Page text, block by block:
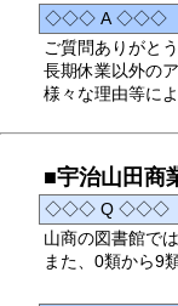
◇◇◇ A ◇◇◇
ご質問ありがと
長期休業以外の
様々な理由等に
■宇治山田商
◇◇◇ Q ◇◇◇
山商の図書館で
また、0類から9